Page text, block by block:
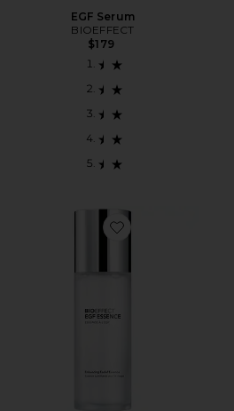
EGF Serum
BIOEFFECT
$179
Favorite EGF Essence